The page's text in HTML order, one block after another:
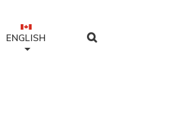
ENGLISH